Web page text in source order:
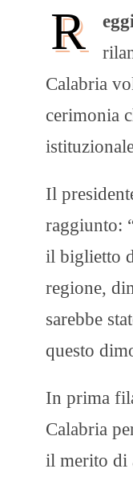
R
Calabria
cerimonia
Il
raggiunto:
il biglietto
regione,
sarebbe
questo
In prima
Calabria
il merito di